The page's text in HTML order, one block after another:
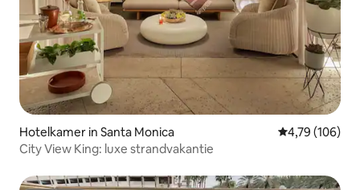
Hotelkamer in Santa Monica Gemiddelde
4,79 (106)
City View King: luxe strandvakantie